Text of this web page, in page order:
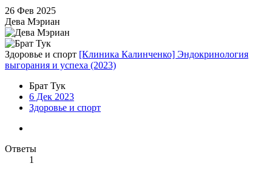
26 Фев 2025
Дева Мэриан
Здоровье и спорт [Клиника Калинченко] Эндокринология
выгорания и успеха (2023)
Брат Тук
6 Дек 2023
Здоровье и спорт
Ответы
1